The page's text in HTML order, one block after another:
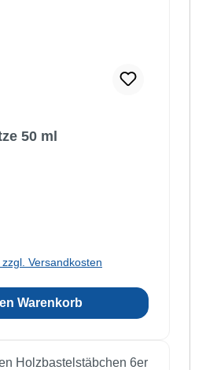
50 ml
Versandkosten
Warenkorb